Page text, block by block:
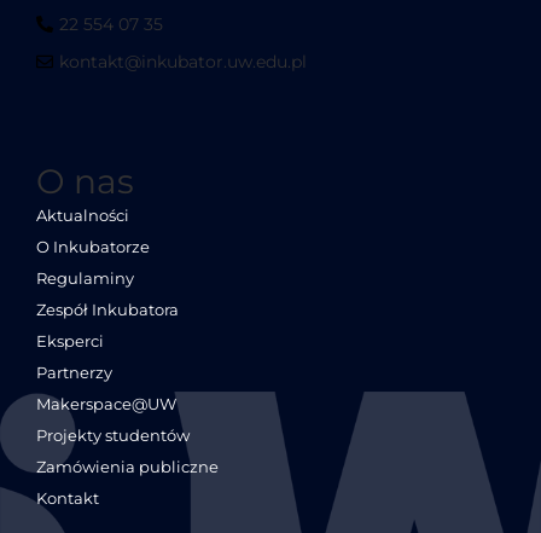
22 554 07 35
kontakt@inkubator.uw.edu.pl
O nas
Aktualności
O Inkubatorze
Regulaminy
Zespół Inkubatora
Eksperci
Partnerzy
Makerspace@UW
Projekty studentów
Zamówienia publiczne
Kontakt